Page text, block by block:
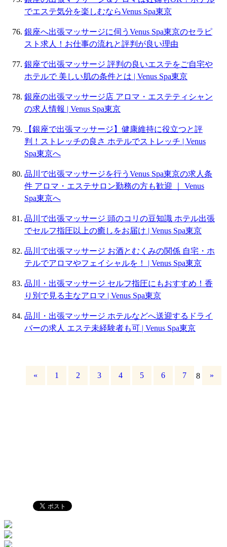
でエステ気分を楽しむならVenus Spa東京
銀座へ出張マッサージに伺うVenus Spa東京のセラピ
スト求人！お仕事の流れと評判が良い理由
銀座で出張マッサージ 評判の良いエステをご自宅や
ホテルで 美しい肌の条件とは | Venus Spa東京
銀座の出張マッサージ店 アロマ・エステティシャン
の求人情報 | Venus Spa東京
【銀座で出張マッサージ】健康維持に役立つと評
判！ストレッチの良さ ホテルでストレッチ | Venus
Spa東京へ
品川で出張マッサージを行うVenus Spa東京の求人条
件 アロマ・エステサロン勤務の方も歓迎 ｜ Venus
Spa東京へ
品川で出張マッサージ 頭のコリの豆知識 ホテル出張
でセルフ指圧以上の癒しをお届け | Venus Spa東京
品川で出張マッサージ お酒とむくみの関係 自宅・ホ
テルでアロマやフェイシャルを！ | Venus Spa東京
品川・出張マッサージ セルフ指圧にもおすすめ！香
り別で見る主なアロマ | Venus Spa東京
品川・出張マッサージ ホテルなどへ送迎するドライ
バーの求人 エステ未経験者も可 | Venus Spa東京
« 1 2 3 4 5 6 7 8 »